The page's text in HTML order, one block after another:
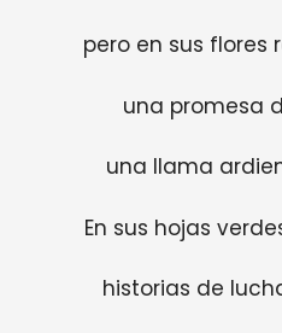
pero en sus flores
una promesa
una llama
En sus hojas
historias de